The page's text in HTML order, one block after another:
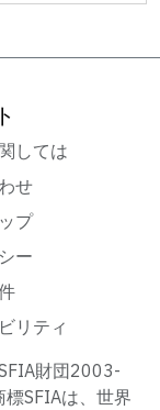
しては
せ
プ
ー
リティ
財団2003-
SFIAは、世界